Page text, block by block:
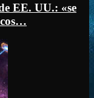
EE. UU.: «se